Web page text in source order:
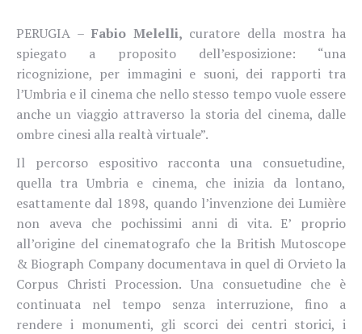
PERUGIA – Fabio Melelli, curatore della mostra ha
spiegato a proposito dell’esposizione: “una
ricognizione, per immagini e suoni, dei rapporti tra
l’Umbria e il cinema che nello stesso tempo vuole essere
anche un viaggio attraverso la storia del cinema, dalle
ombre cinesi alla realtà virtuale”.
Il percorso espositivo racconta una consuetudine,
quella tra Umbria e cinema, che inizia da lontano,
esattamente dal 1898, quando l’invenzione dei Lumière
non aveva che pochissimi anni di vita. E’ proprio
all’origine del cinematografo che la British Mutoscope
& Biograph Company documentava in quel di Orvieto la
Corpus Christi Procession. Una consuetudine che è
continuata nel tempo senza interruzione, fino a
rendere i monumenti, gli scorci dei centri storici, i